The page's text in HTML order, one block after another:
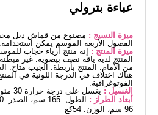
عباءة بترولي
ميزة النسيج : مصنوع من قماش دبل
الفصول الأربعة الموسم يمكن استخدامه.
ميزة المنتج : إنه منتج أزياء حجاب
المنتج لديه ياقة نصف بيضوية. غير
من الأمام. المنتج بأربطة. الجيب
هناك اختلاف في الدرجة اللونية في
الفوتوغرافية.
الغسيل : يغسل على درجة حرارة 30 مئوية من دون عصر
أبعاد الطراز :
96 سم، الوزن: 54كغ